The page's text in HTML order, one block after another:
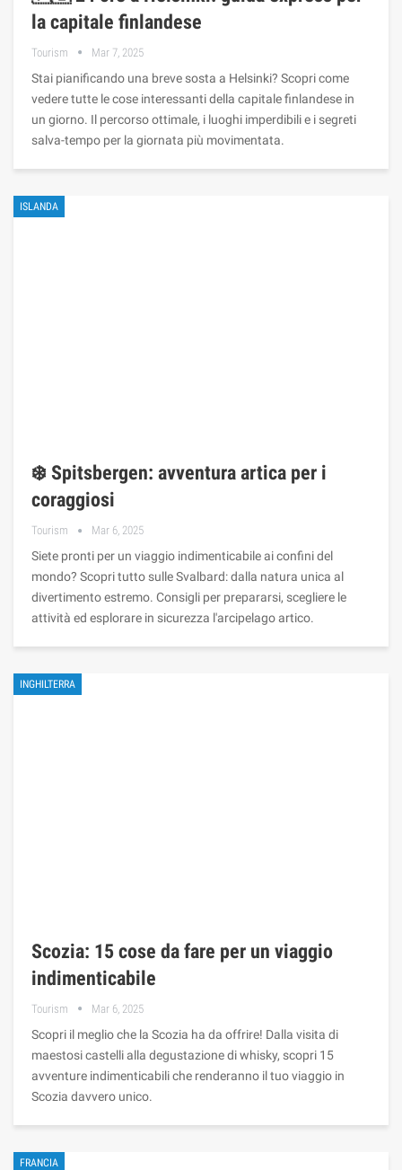
la capitale finlandese
Tourism Mar 7, 2025
Stai pianificando una breve sosta a Helsinki? Scopri come
vedere tutte le cose interessanti della capitale finlandese in
un giorno. Il percorso ottimale, i luoghi imperdibili e i segreti
salva-tempo per la giornata più movimentata.
ISLANDA
❄️ Spitsbergen: avventura artica per i
coraggiosi
Tourism Mar 6, 2025
Siete pronti per un viaggio indimenticabile ai confini del
mondo? Scopri tutto sulle Svalbard: dalla natura unica al
divertimento estremo. Consigli per prepararsi, scegliere le
attività ed esplorare in sicurezza l'arcipelago artico.
INGHILTERRA
Scozia: 15 cose da fare per un viaggio
indimenticabile
Tourism Mar 6, 2025
Scopri il meglio che la Scozia ha da offrire! Dalla visita di
maestosi castelli alla degustazione di whisky, scopri 15
avventure indimenticabili che renderanno il tuo viaggio in
Scozia davvero unico.
FRANCIA